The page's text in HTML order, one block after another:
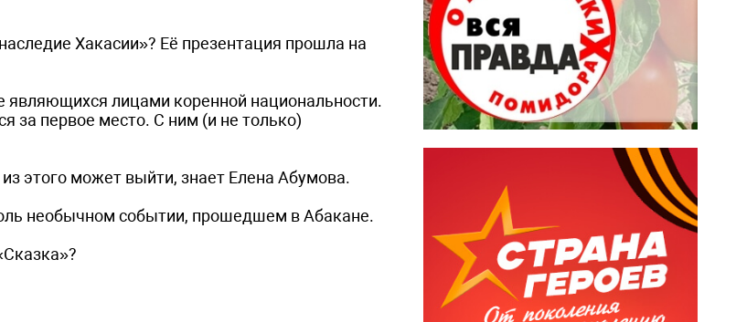
Хакасии»? Её презентация прошла на
лицами коренной национальности.
за первое место. С ним (и не только)
этого может выйти, знает Елена Абумова.
необычном событии, прошедшем в Абакане.